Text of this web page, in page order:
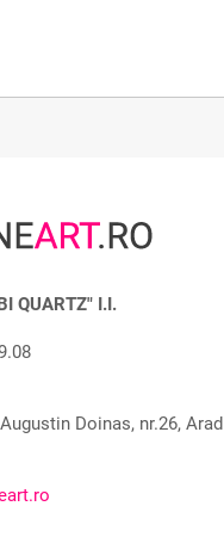
QUARTZ" I.I.
Doinas, nr.26, Arad